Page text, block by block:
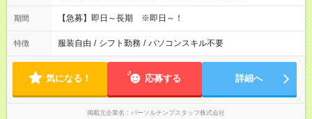
期間 【急募】即日～長期 ※即日～！
特徴 服装自由 / シフト勤務 / パソコンスキル不要
気になる！ 応募する 詳細へ
掲載元企業名 パーソルテンプスタッフ株式会社